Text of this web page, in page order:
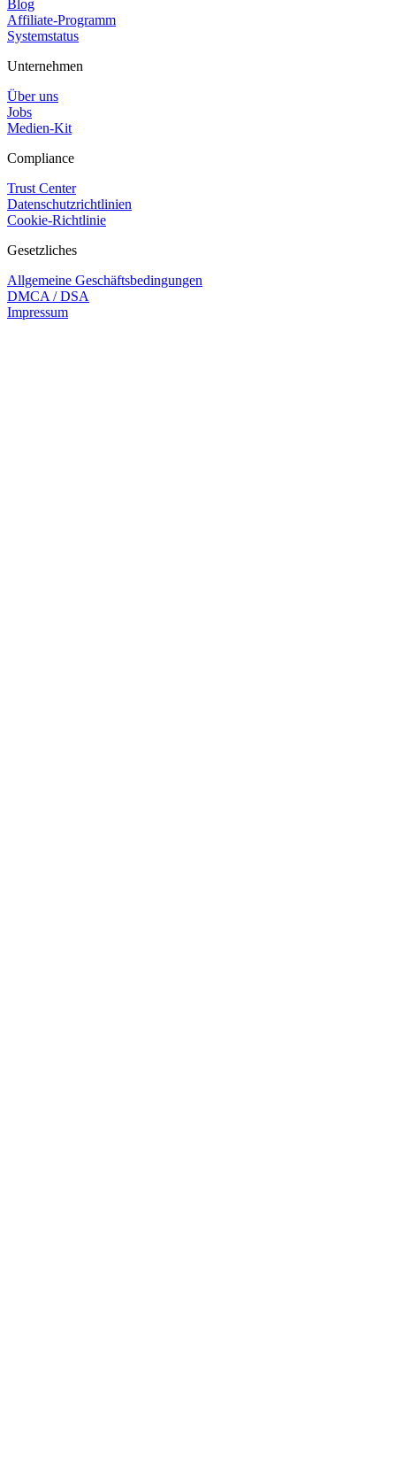
Blog
Affiliate-Programm
Systemstatus
Unternehmen
Über uns
Jobs
Medien-Kit
Compliance
Trust Center
Datenschutzrichtlinien
Cookie-Richtlinie
Gesetzliches
Allgemeine Geschäftsbedingungen
DMCA / DSA
Impressum